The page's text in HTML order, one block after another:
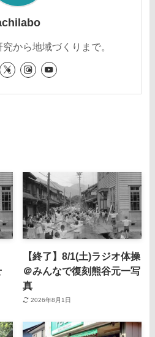
から地域づくりまで。
【終了】8/1(土)ラジオ体操
＠みんなで復刻熊谷元一写
真
2026年8月1日